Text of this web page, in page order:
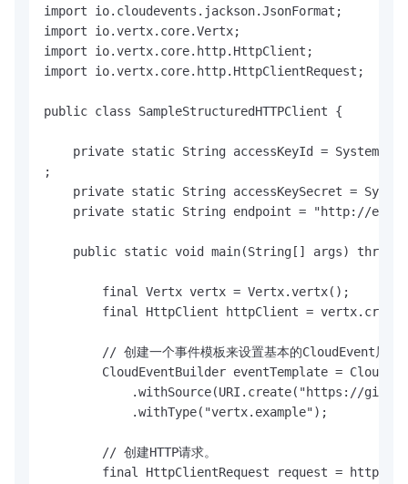
import io.cloudevents.jackson.JsonFormat;
import io.vertx.core.Vertx;
import io.vertx.core.http.HttpClient;
import io.vertx.core.http.HttpClientRequest;
public class SampleStructuredHTTPClient {
private static String accessKeyId =
;
private static String accessKeySecret =
private static String endpoint = "http://
public static void main(String[] args) throws
        final Vertx vertx = Vertx.vertx();
final HttpClient httpClient =
// 创建一个事件模板来设置基本的CloudEvent属性
CloudEventBuilder eventTemplate =
.withSource(URI.create("https://
            .withType("vertx.example");
        // 创建HTTP请求。
final HttpClientRequest request =